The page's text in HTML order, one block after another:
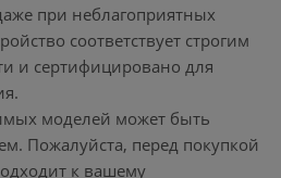
при неблагоприятных
соответствует строгим
и сертифицировано для
моделей может быть
Пожалуйста, перед покупкой
к вашему